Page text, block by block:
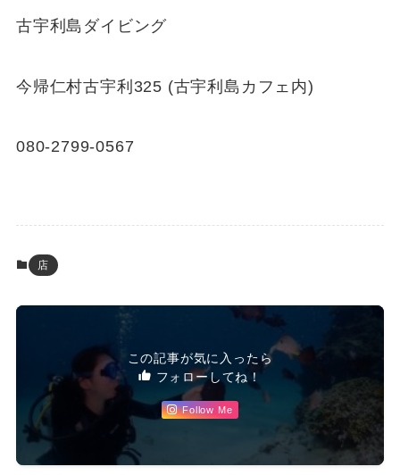
古宇利島ダイビング
今帰仁村古宇利325 (古宇利島カフェ内)
080-2799-0567
店
この記事が気に入ったら
フォローしてね！
Follow Me